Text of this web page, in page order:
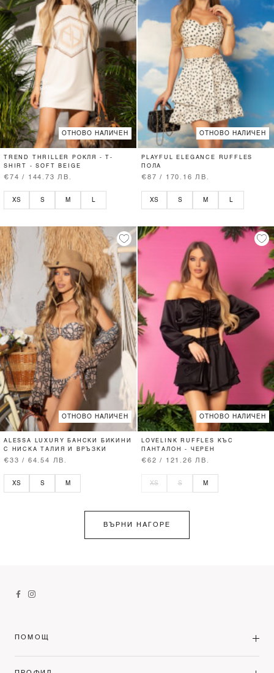
ОТНОВО НАЛИЧЕН
TREND THRILLER РОКЛЯ - T-
SHIRT - SOFT BEIGE
€74 / 144.73 ЛВ.
XS S M L
ОТНОВО НАЛИЧЕН
PLAYFUL ELEGANCE RUFFLES
ПОЛА
€87 / 170.16 ЛВ.
XS S M L
ОТНОВО НАЛИЧЕН
ALESSA LUXURY БАНСКИ БИКИНИ
С НИСКА ТАЛИЯ И ВРЪЗКИ
€33 / 64.54 ЛВ.
XS S M
ОТНОВО НАЛИЧЕН
LOVELINK RUFFLES КЪС
ПАНТАЛОН - ЧЕРЕН
€62 / 121.26 ЛВ.
XS S M
ВЪРНИ НАГОРЕ
ПОМОЩ